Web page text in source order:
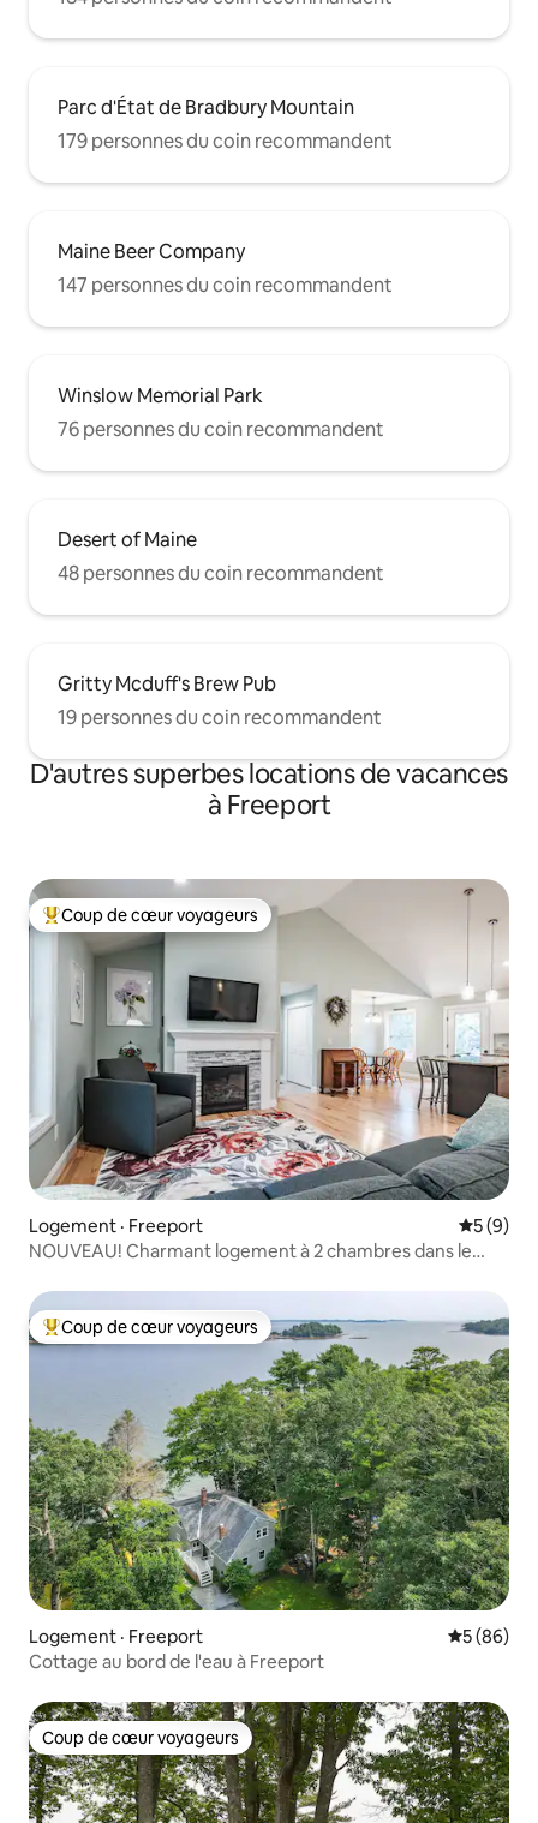
Parc d'État de Bradbury Mountain
179 personnes du coin recommandent
Maine Beer Company
147 personnes du coin recommandent
Winslow Memorial Park
76 personnes du coin recommandent
Desert of Maine
48 personnes du coin recommandent
Gritty Mcduff's Brew Pub
19 personnes du coin recommandent
D'autres superbes locations de vacances
à Freeport
Coup de cœur voyageurs parmi les plus aimés
Coup de cœur voyageurs
Logement · Freeport Note
5 (9)
NOUVEAU! Charmant logement à 2 chambres dans le
Coup de cœur voyageurs parmi les plus aimés
Coup de cœur voyageurs
Logement · Freeport Note
5 (86)
Cottage au bord de l'eau à Freeport
Coup de cœur voyageurs
Coup de cœur voyageurs